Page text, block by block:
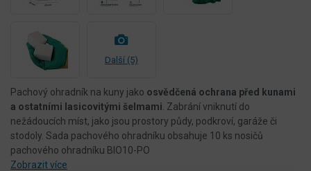
Další (5)
Pachový ohradník na kuny jako osvědčená ochrana před kunami
a ostatními lasicovitými šelmami . Zabrání vniknutí do
nežádoucích míst, jako jsou prostory půdy, podkroví, garáže či
stodoly. Sada pachového ohradníku obsahuje 10 ks nosičů
pachového ohradníku BIO10-PO
Zobrazit více